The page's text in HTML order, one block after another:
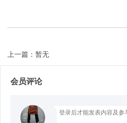
上一篇：暂无
会员评论